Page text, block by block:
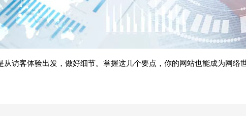
访客体验出发，做好细节。掌握这几个要点，你的网站也能成为网络